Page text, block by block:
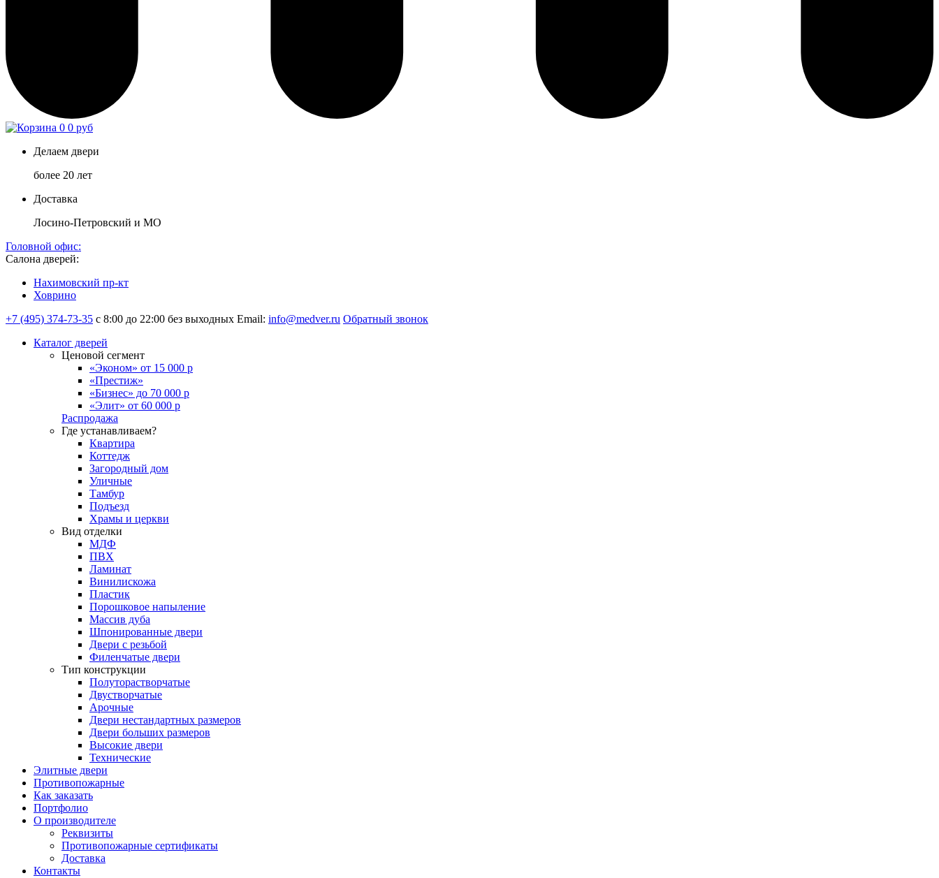
0 0 руб
Делаем двери
более 20 лет
Доставка
Лосино-Петровский и МО
Головной офис:
Салона дверей:
Нахимовский пр-кт
Ховрино
+7 (495) 374-73-35 с 8:00 до 22:00 без выходных Email: info@medver.ru Обратный звонок
Каталог дверей
Ценовой сегмент
«Эконом» от 15 000 р
«Престиж»
«Бизнес» до 70 000 р
«Элит» от 60 000 р
Распродажа
Где устанавливаем?
Квартира
Коттедж
Загородный дом
Уличные
Тамбур
Подъезд
Храмы и церкви
Вид отделки
МДФ
ПВХ
Ламинат
Винилискожа
Пластик
Порошковое напыление
Массив дуба
Шпонированные двери
Двери с резьбой
Филенчатые двери
Тип конструкции
Полуторастворчатые
Двустворчатые
Арочные
Двери нестандартных размеров
Двери больших размеров
Высокие двери
Технические
Элитные двери
Противопожарные
Как заказать
Портфолио
О производителе
Реквизиты
Противопожарные сертификаты
Доставка
Контакты